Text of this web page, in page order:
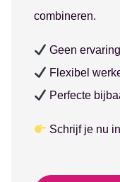
combineren.
Geen
Flexibel
Perfecte
Schrijf je nu